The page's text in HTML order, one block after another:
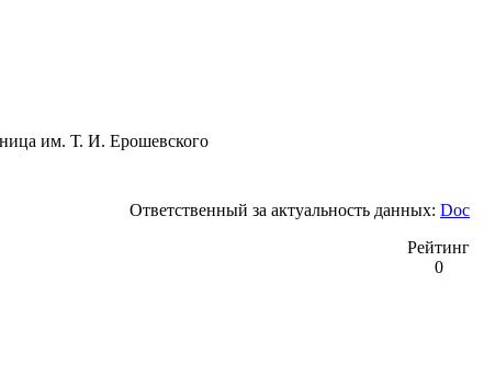
им. Т. И. Ерошевского
Ответственный за актуальность данных: Doc
Рейтинг
0